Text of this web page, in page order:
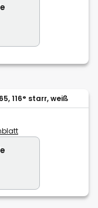
116° starr, weiß